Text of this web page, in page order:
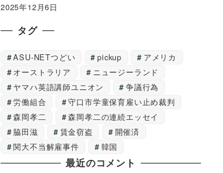
2025年12月6日
タグ
ASU-NETつどい pickup
アメリカ
オーストラリア
ニュージーランド
ヤマハ英語講師ユニオン
争議行為
労働組合
守口市学童保育雇い止め裁判
森岡孝二
森岡孝二の連続エッセイ
脇田滋
賃金窃盗
開催済
関大不当解雇事件
韓国
最近のコメント